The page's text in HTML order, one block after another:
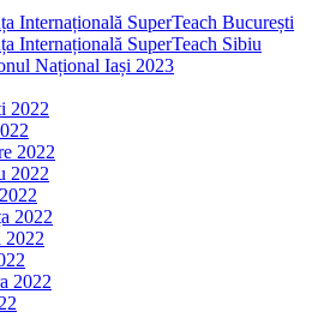
Internațională SuperTeach București
Internațională SuperTeach Sibiu
Național Iași 2023
2022
2022
2022
2022
2022
2022